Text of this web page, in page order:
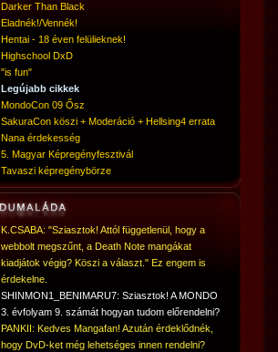
Darker Than Black
Eladnék!/Vennék!
Hentai - 18 éven felülieknek!
Highschool DxD
"is fun"
Legújabb cikkek
MondoCon 09 Ősz
SakuraCon köszi + Moderáció + Hellsing4 errata
Nana érdekesség
5. Magyar Képregényfesztivál
Tavaszi képregénybörze
K.CSABA: "Sziasztok! Attól függetlenül, hogy a
webbolt megszűnt, a Death Note mangákat
kiadjátok végig? Köszi a választ." Ez engem is
érdekelne.
SHINMON1_BENIMARU7: Sziasztok! A MONDO
3. évfolyam 9. számát hogyan tudom előrendelni?
PANKII: Kedves Mangafan! Azután érdeklődnék,
hogy DvD-ket még lehetséges innen rendelni?